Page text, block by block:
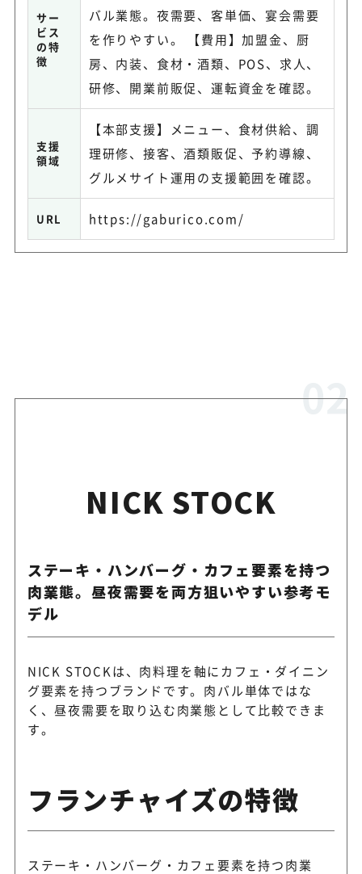
サー
ビス
の特
徴
バル業態。夜需要、客単価、宴会需要
を作りやすい。 【費用】加盟金、厨
房、内装、食材・酒類、POS、求人、
研修、開業前販促、運転資金を確認。
支援
領域
【本部支援】メニュー、食材供給、調
理研修、接客、酒類販促、予約導線、
グルメサイト運用の支援範囲を確認。
URL https://gaburico.com/
NICK STOCK
ステーキ・ハンバーグ・カフェ要素を持つ
肉業態。昼夜需要を両方狙いやすい参考モ
デル
NICK STOCKは、肉料理を軸にカフェ・ダイニン
グ要素を持つブランドです。肉バル単体ではな
く、昼夜需要を取り込む肉業態として比較できま
す。
フランチャイズの特徴
ステーキ・ハンバーグ・カフェ要素を持つ肉業